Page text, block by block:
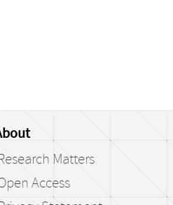
Matters
Access